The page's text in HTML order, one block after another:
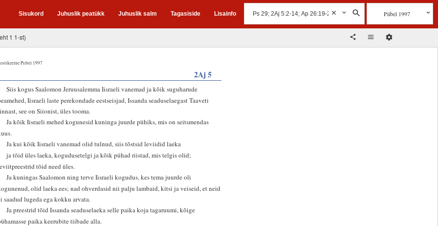
Sisukord Juhuslik peatükk Juhuslik salm Tagasiside Lisainfo Piibel 1997
1 1-st)
Piibel 1997
2Aj 5
Siis kogus Saalomon Jeruusalemma Iisraeli vanemad ja kõik suguharude
Iisraeli laste perekondade eestseisjad, Issanda seaduselaegast Taaveti
see on Siionist, üles tooma.
Ja kõik Iisraeli mehed kogunesid kuninga juurde pühiks, mis on seitsmendas
Ja kui kõik Iisraeli vanemad olid tulnud, siis tõstsid leviidid laeka
ja tõid üles laeka, kogudusetelgi ja kõik pühad riistad, mis telgis olid;
tõid need üles.
Ja kuningas Saalomon ning terve Iisraeli kogudus, kes tema juurde oli
olid laeka ees; nad ohverdasid nii palju lambaid, kitsi ja veiseid, et neid
saadud lugeda ega kokku arvata.
Ja preestrid tõid Issanda seaduselaeka selle paika koja tagaruumi, kõige
paika keerubite tiibade alla.